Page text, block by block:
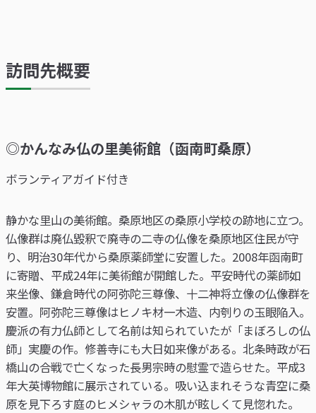
訪問先概要
◎かんなみ仏の里美術館（函南町桑原）
ボランティアガイド付き
静かな里山の美術館。桑原地区の桑原小学校の跡地に立つ。
仏像群は廃仏毀釈で廃寺の二寺の仏像を桑原地区住民が守
り、明治30年代から桑原薬師堂に安置した。2008年函南町
に寄贈、平成24年に美術館が開館した。平安時代の薬師如
来坐像、鎌倉時代の阿弥陀三尊像、十二神将立像の仏像群を
安置。阿弥陀三尊像はヒノキ材一木造、内刳りの玉眼陥入。
慶派の有力仏師として名前は知られていたが「まぼろしの仏
師」実慶の作。修善寺にも大日如来像がある。北条時政が石
橋山の合戦で亡くなった長男宗時の慰霊で造らせた。平成3
年大英博物館に展示されている。吸い込まれそうな青空に桑
原を見下ろす庭のヒメシャラの木肌が眩しくて見惚れた。